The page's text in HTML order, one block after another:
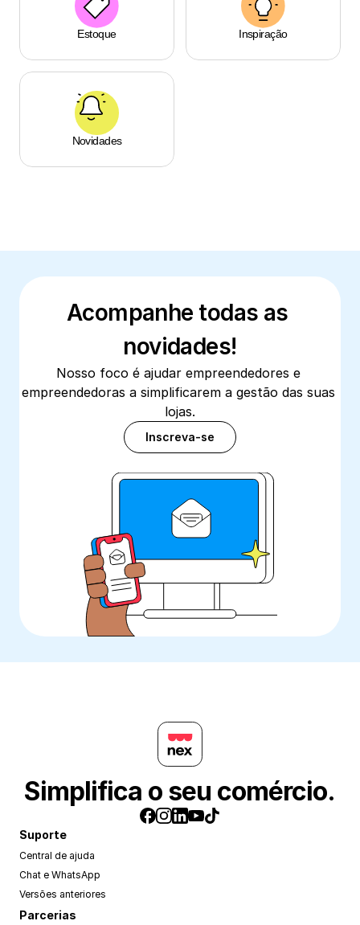
Estoque Inspiração
Novidades
Acompanhe todas as
novidades!
Nosso foco é ajudar empreendedores e
empreendedoras a simplificarem a gestão das suas
lojas.
Inscreva-se
Simplifica o seu comércio.
Suporte
Central de ajuda
Chat e WhatsApp
Versões anteriores
Parcerias